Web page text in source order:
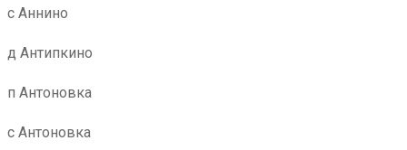
с Аннино
д Антипкино
п Антоновка
с Антоновка